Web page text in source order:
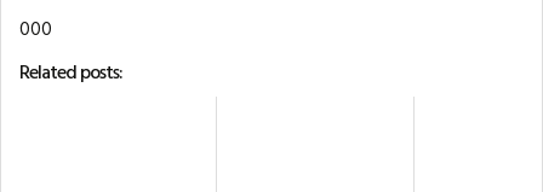
000
Related posts: